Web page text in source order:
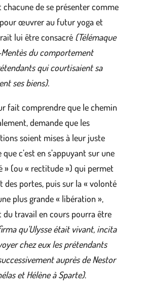
chacune de se présenter comme
œuvrer au futur yoga et
lui être consacré (Télémaque
du comportement
qui courtisaient sa
ses biens).
fait comprendre que le chemin
demande que les
soient mises à leur juste
c’est en s’appuyant sur une
» (ou « rectitude ») qui permet
des portes, puis sur la « volonté
plus grande « libération »,
du travail en cours pourra être
qu’Ulysse était vivant, incita
chez eux les prétendants
auprès de Nestor
et Hélène à Sparte).